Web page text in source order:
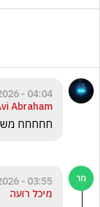
04:04 - 03.02.2026
Abraham
חחחחח
03:55 - 03.02.2026
מיכל רועה